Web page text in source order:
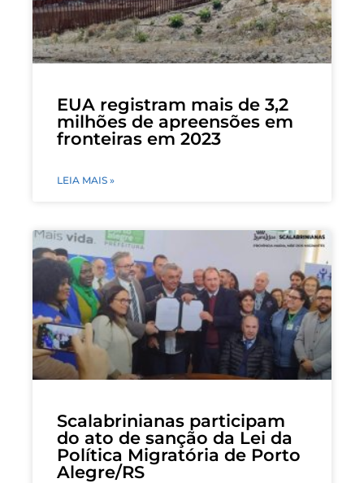
EUA registram mais de 3,2
milhões de apreensões em
fronteiras em 2023
LEIA MAIS »
Scalabrinianas participam
do ato de sanção da Lei da
Política Migratória de Porto
Alegre/RS